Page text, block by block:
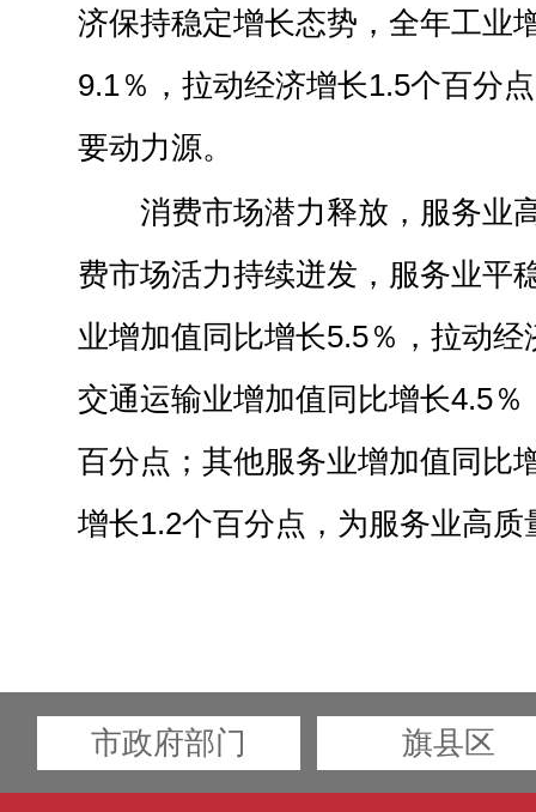
济保持稳定增长态势，全年工业
9.1％，拉动经济增长1.5个百分
要动力源。
消费市场潜力释放，服务业
费市场活力持续迸发，服务业平
业增加值同比增长5.5％，拉动
交通运输业增加值同比增长4.5
百分点；其他服务业增加值同比
增长1.2个百分点，为服务业高
市政府部门 旗县区